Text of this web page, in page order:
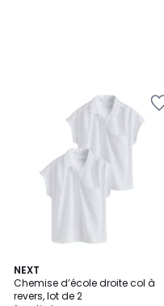
NEXT
Chemise d’école droite col à
revers, lot de 2